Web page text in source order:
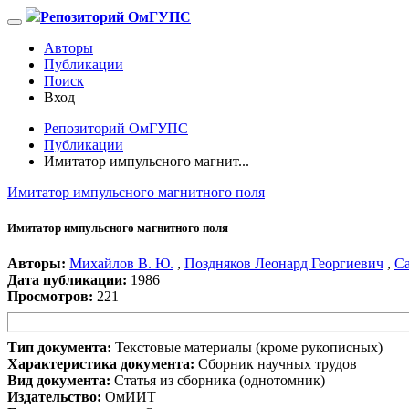
Репозиторий ОмГУПС
Авторы
Публикации
Поиск
Вход
Репозиторий ОмГУПС
Публикации
Имитатор импульсного магнит...
Имитатор импульсного магнитного поля
Имитатор импульсного магнитного поля
Авторы: Михайлов В. Ю. , Поздняков Леонард Георгиевич ,
Дата публикации: 1986
Просмотров: 221
Тип документа: Текстовые материалы (кроме рукописных)
Характеристика документа: Сборник научных трудов
Вид документа: Статья из сборника (однотомник)
Издательство: ОмИИТ